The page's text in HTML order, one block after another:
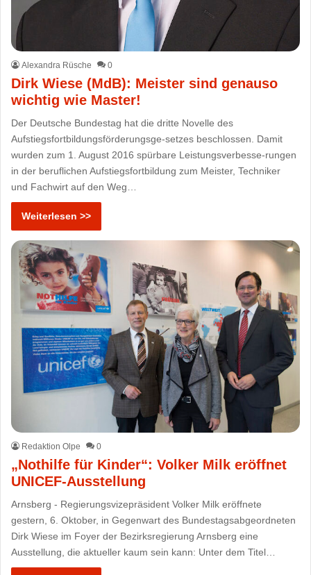
Alexandra Rüsche 0
Dirk Wiese (MdB): Meister sind genauso
wichtig wie Master!
Der Deutsche Bundestag hat die dritte Novelle des
Aufstiegsfortbildungsförderungsge-setzes beschlossen. Damit
wurden zum 1. August 2016 spürbare Leistungsverbesse-rungen
in der beruflichen Aufstiegsfortbildung zum Meister, Techniker
und Fachwirt auf den Weg…
Weiterlesen >>
Redaktion Olpe 0
„Nothilfe für Kinder“: Volker Milk eröffnet
UNICEF-Ausstellung
Arnsberg - Regierungsvizepräsident Volker Milk eröffnete
gestern, 6. Oktober, in Gegenwart des Bundestagsabgeordneten
Dirk Wiese im Foyer der Bezirksregierung Arnsberg eine
Ausstellung, die aktueller kaum sein kann: Unter dem Titel…